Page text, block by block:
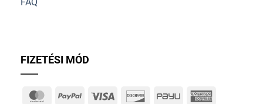
FIZETÉSI MÓD
MasterCardPayPal Visa DiscoverPayU